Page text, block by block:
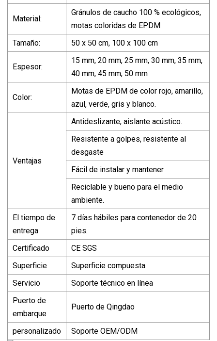
Material:
Gránulos de caucho 100 % ecológicos,
motas coloridas de EPDM
Tamaño:
50 x 50 cm, 100 x 100 cm
Espesor:
15 mm, 20 mm, 25 mm, 30 mm, 35 mm,
40 mm, 45 mm, 50 mm
Color:
Motas de EPDM de color rojo, amarillo,
azul, verde, gris y blanco.
Ventajas
Antideslizante, aislante acústico.
Resistente a golpes, resistente al
desgaste
Fácil de instalar y mantener
Reciclable y bueno para el medio
ambiente.
El tiempo de
entrega
7 días hábiles para contenedor de 20
pies.
Certificado
CE SGS
Superficie
Superficie compuesta
Servicio
Soporte técnico en línea
Puerto de
embarque
Puerto de Qingdao
personalizado Soporte OEM/ODM